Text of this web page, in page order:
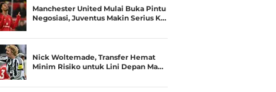
Manchester United Mulai Buka Pintu
Negosiasi, Juventus Makin Serius K…
Nick Woltemade, Transfer Hemat
Minim Risiko untuk Lini Depan Ma…